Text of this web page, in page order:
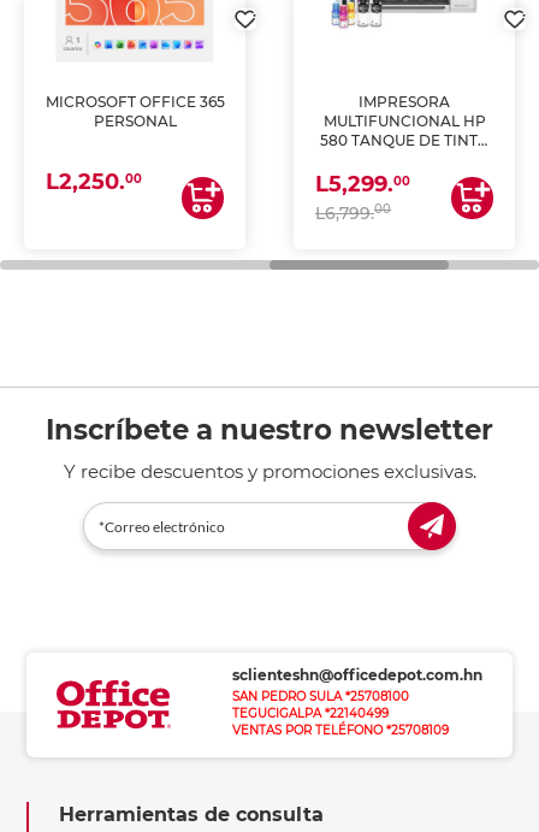
MICROSOFT OFFICE 365
PERSONAL
L2,250.00
IMPRESORA
MULTIFUNCIONAL HP
580 TANQUE DE TINTA
ESCANEA)
L5,299.00
L6,799.00
Inscríbete a nuestro newsletter
Y recibe descuentos y promociones exclusivas.
sclienteshn@officedepot.com.hn
SAN PEDRO SULA *25708100
TEGUCIGALPA *22140499
VENTAS POR TELÉFONO *25708109
Herramientas de consulta